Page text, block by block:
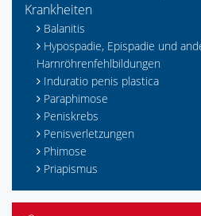
Krankheiten
Balanitis
Hypospadie, Epispadie und
Harnröhrenfehlbildungen
Induratio penis plastica
Paraphimose
Peniskrebs
Penisverletzungen
Phimose
Priapismus